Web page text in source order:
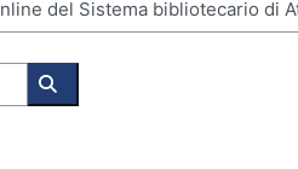
Cerca corsi